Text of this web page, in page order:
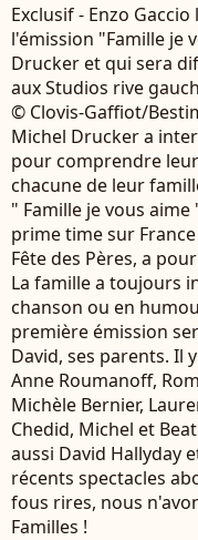
Exclusif - Enzo
l'émission "Famille je
Drucker et qui sera
aux Studios rive
© Clovis-Gaffiot/
Michel Drucker a
pour comprendre
chacune de leur
" Famille je vous
prime time sur
Fête des Pères, a
La famille a toujours
chanson ou en
première émission
David, ses parents. Il
Anne Roumanoff,
Michèle Bernier,
Chedid, Michel et
aussi David Hallyday
récents spectacles
fous rires, nous
Familles !